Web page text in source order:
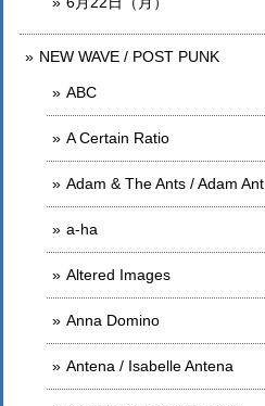
NEW WAVE / POST PUNK
ABC
A Certain Ratio
Adam & The Ants / Adam Ant
a-ha
Altered Images
Anna Domino
Antena / Isabelle Antena